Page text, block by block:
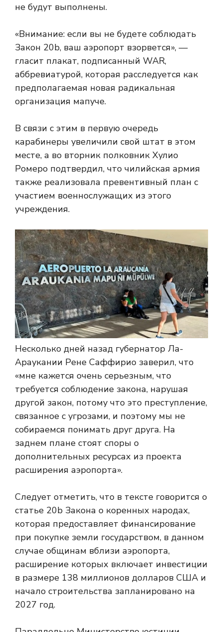
не будут выполнены.
«Внимание: если вы не будете соблюдать
Закон 20b, ваш аэропорт взорвется», —
гласит плакат, подписанный WAR,
аббревиатурой, которая расследуется как
предполагаемая новая радикальная
организация мапуче.
В связи с этим в первую очередь
карабинеры увеличили свой штат в этом
месте, а во вторник полковник Хулио
Ромеро подтвердил, что чилийская армия
также реализовала превентивный план с
участием военнослужащих из этого
учреждения.
Несколько дней назад губернатор Ла-
Араукании Рене Саффирио заверил, что
«мне кажется очень серьезным, что
требуется соблюдение закона, нарушая
другой закон, потому что это преступление,
связанное с угрозами, и поэтому мы не
собираемся понимать друг друга. На
заднем плане стоят споры о
дополнительных ресурсах из проекта
расширения аэропорта».
Следует отметить, что в тексте говорится о
статье 20b Закона о коренных народах,
которая предоставляет финансирование
при покупке земли государством, в данном
случае общинам вблизи аэропорта,
расширение которых включает инвестиции
в размере 138 миллионов долларов США и
начало строительства запланировано на
2027 год.